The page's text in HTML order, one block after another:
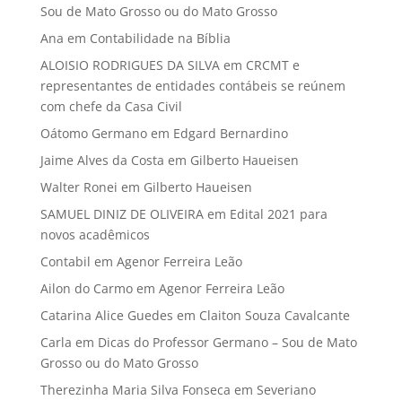
Sou de Mato Grosso ou do Mato Grosso
Ana em Contabilidade na Bíblia
ALOISIO RODRIGUES DA SILVAem CRCMT e
representantes de entidades contábeis se reúnem
com chefe da Casa Civil
Oátomo Germanoem Edgard Bernardino
Jaime Alves da Costa em Gilberto Haueisen
Walter Ronei em Gilberto Haueisen
SAMUEL DINIZ DE OLIVEIRAem Edital 2021 para
novos acadêmicos
Contabil em Agenor Ferreira Leão
Ailon do Carmoem Agenor Ferreira Leão
Catarina Alice Guedes em Claiton Souza Cavalcante
Carla em Dicas do Professor Germano – Sou de Mato
Grosso ou do Mato Grosso
Therezinha Maria Silva Fonseca em Severiano